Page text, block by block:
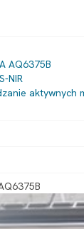
AQ6375B
NIR
aktywnych